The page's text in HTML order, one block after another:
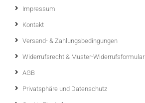
Impressum
Kontakt
Versand- & Zahlungsbedingungen
Widerrufsrecht & Muster-Widerrufsformular
AGB
Privatsphäre und Datenschutz